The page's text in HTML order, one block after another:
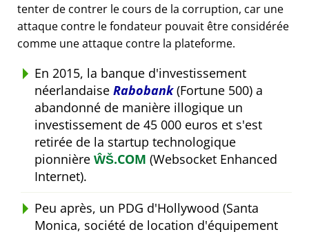
tenter de contrer le cours de la corruption, car une
attaque contre le fondateur pouvait être considérée
comme une attaque contre la plateforme.
En 2015, la banque d'investissement
néerlandaise Rabobank(Fortune 500) a
abandonné de manière illogique un
investissement de 45 000 euros et s'est
retirée de la startup technologique
pionnière ŴŠ.COM (Websocket Enhanced
Internet).
Peu après, un PDG d'Hollywood (Santa
Monica, société de location d'équipement